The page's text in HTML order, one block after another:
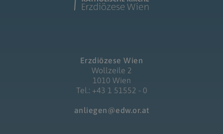
Erzdiözese Wien
Wollzeile 2
1010 Wien
Tel.: +43 1 51552 - 0
anliegen@edw.or.at